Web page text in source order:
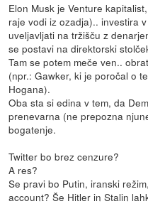
Elon Musk je Venture
raje vodi iz ozadja).. investira
uveljavljati na tržišču z
se postavi na direktorski
Tam se potem meče ven..
(npr.: Gawker, ki je poročal o
Hogana).
Oba sta si edina v tem, da
prenevarna (ne prepozna
bogatenje.
Twitter bo brez cenzure?
A res?
Se pravi bo Putin, iranski
account? Še Hitler in Stalin